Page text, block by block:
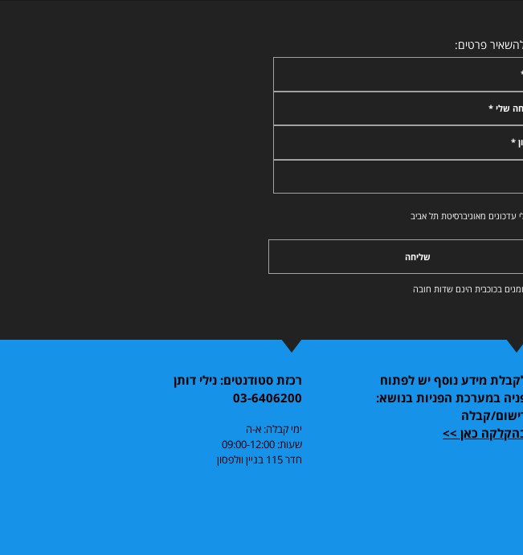
פרטים:
שלי *
*
עדכונים מאוניברסיטת תל אביב
שליחה
בכוכבית הינם שדות חובה
מידע נוסף יש לפתוח
במערכת הפניות בנושא:
קבלה
כאן >>
רכזת סטודנטים: נילי דותן
03-6406200
ימי קבלה: א-ה
שעות: 09:00-12:00
חדר 115 בניין וולפסון